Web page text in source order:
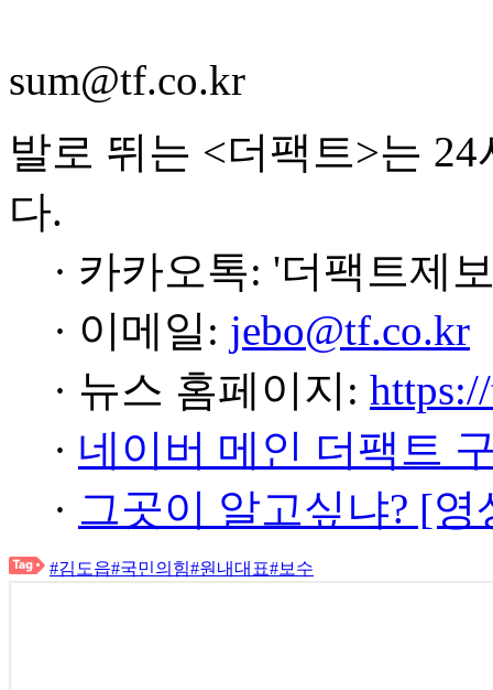
sum@tf.co.kr
발로 뛰는 <더팩트>는
다.
· 카카오톡: '더팩트제
· 이메일: jebo@tf.co.kr
· 뉴스 홈페이지:
· 네이버 메인 더팩트
· 그곳이 알고싶냐? [
#김도읍#국민의힘#원내대표#보수